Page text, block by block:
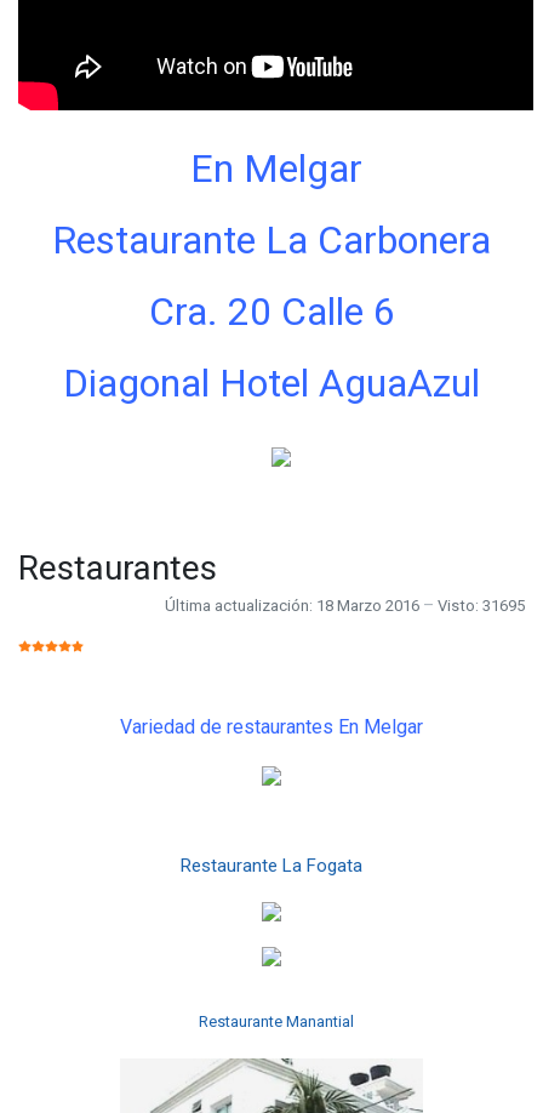
En Melgar
Restaurante La Carbonera
Cra. 20 Calle 6
Diagonal Hotel AguaAzul
Restaurantes
Última actualización: 18 Marzo 2016 Visto: 31695
RATIO:5/5
Variedad de restaurantes En Melgar
Restaurante La Fogata
Restaurante Manantial